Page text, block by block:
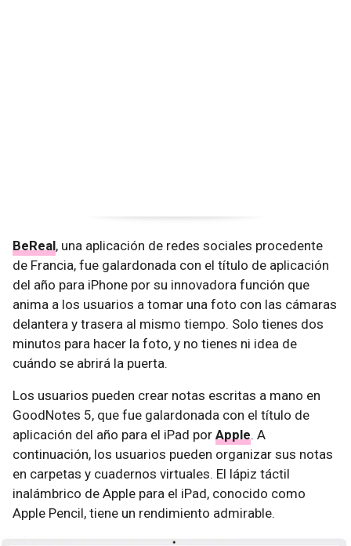
BeReal, una aplicación de redes sociales procedente
de Francia, fue galardonada con el título de aplicación
del año para iPhone por su innovadora función que
anima a los usuarios a tomar una foto con las cámaras
delantera y trasera al mismo tiempo. Solo tienes dos
minutos para hacer la foto, y no tienes ni idea de
cuándo se abrirá la puerta.
Los usuarios pueden crear notas escritas a mano en
GoodNotes 5, que fue galardonada con el título de
aplicación del año para el iPad por Apple. A
continuación, los usuarios pueden organizar sus notas
en carpetas y cuadernos virtuales. El lápiz táctil
inalámbrico de Apple para el iPad, conocido como
Apple Pencil, tiene un rendimiento admirable.